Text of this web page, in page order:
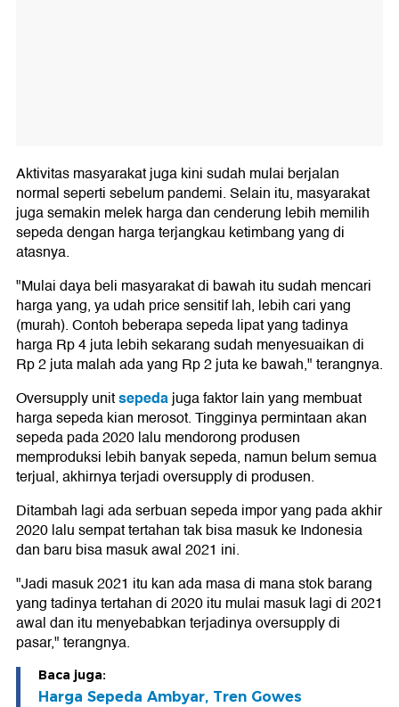
Aktivitas masyarakat juga kini sudah mulai berjalan
normal seperti sebelum pandemi. Selain itu, masyarakat
juga semakin melek harga dan cenderung lebih memilih
sepeda dengan harga terjangkau ketimbang yang di
atasnya.
"Mulai daya beli masyarakat di bawah itu sudah mencari
harga yang, ya udah price sensitif lah, lebih cari yang
(murah). Contoh beberapa sepeda lipat yang tadinya
harga Rp 4 juta lebih sekarang sudah menyesuaikan di
Rp 2 juta malah ada yang Rp 2 juta ke bawah," terangnya.
Oversupply unitsepedajuga faktor lain yang membuat
harga sepeda kian merosot. Tingginya permintaan akan
sepeda pada 2020 lalu mendorong produsen
memproduksi lebih banyak sepeda, namun belum semua
terjual, akhirnya terjadi oversupply di produsen.
Ditambah lagi ada serbuan sepeda impor yang pada akhir
2020 lalu sempat tertahan tak bisa masuk ke Indonesia
dan baru bisa masuk awal 2021 ini.
"Jadi masuk 2021 itu kan ada masa di mana stok barang
yang tadinya tertahan di 2020 itu mulai masuk lagi di 2021
awal dan itu menyebabkan terjadinya oversupply di
pasar," terangnya.
Baca juga:
Harga Sepeda Ambyar, Tren Gowes